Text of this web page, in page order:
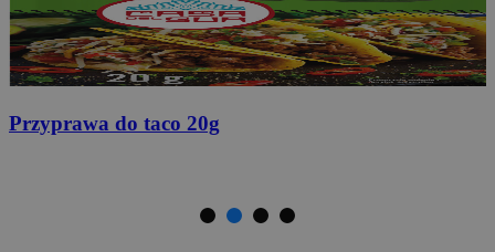
Chipsy nachos kukurydziane serowe 125g